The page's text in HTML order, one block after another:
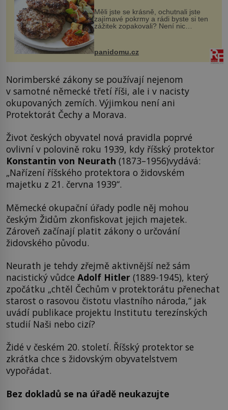
Měli jste se krásně, ochutnali jste
zajímavé pokrmy a rádi byste si ten
zážitek zopakovali? Není nic
snazšího. Pljeskavica (10 porcí)
Možná jste ji ochutnali na dovolené v
bývalé Jugoslávii, lze ji vi...
panidomu.cz
Norimberské zákony se používají nejenom
v samotné německé třetí říši, ale i v nacisty
okupovaných zemích. Výjimkou není ani
Protektorát Čechy a Morava.
Život českých obyvatel nová pravidla poprvé
ovlivní v polovině roku 1939, kdy říšský protektor
Konstantin von Neurath (1873–1956)vydává:
„Nařízení říšského protektora o židovském
majetku z 21. června 1939“.
Měmecké okupační úřady podle něj mohou
českým Židům zkonfiskovat jejich majetek.
Zároveň začínají platit zákony o určování
židovského původu.
Neurath je tehdy zřejmě aktivnější než sám
nacistický vůdce Adolf Hitler (1889-1945), který
zpočátku „chtěl Čechům v protektorátu přenechat
starost o rasovou čistotu vlastního národa,“ jak
uvádí publikace projektu Institutu terezínských
studií Naši nebo cizí?
Židé v českém 20. století. Říšský protektor se
zkrátka chce s židovským obyvatelstvem
vypořádat.
Bez dokladů se na úřadě neukazujte